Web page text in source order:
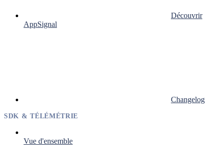
Découvrir
AppSignal
Changelog
SDK & TÉLÉMÉTRIE
Vue d'ensemble